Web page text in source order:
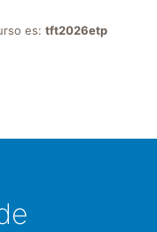
es: tft2026etp